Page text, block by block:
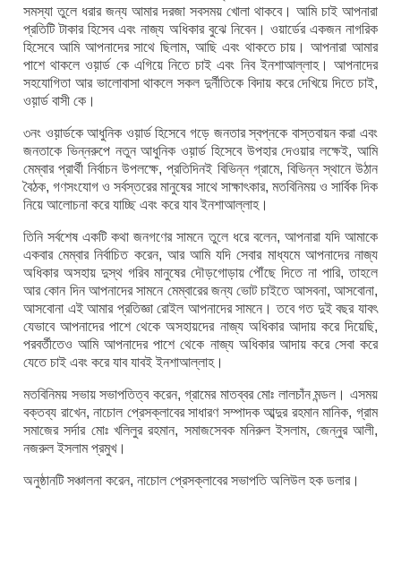
সমস্যা তুলে ধরার জন্য আমার দরজা সবসময় খোলা থাকবে। আমি চাই আপনারা
প্রতিটি টাকার হিসেব এবং নাজ্য অধিকার বুঝে নিবেন। ওয়ার্ডের একজন নাগরিক
হিসেবে আমি আপনাদের সাথে ছিলাম, আছি এবং থাকতে চায়। আপনারা আমার
পাশে থাকলে ওয়়ার্ড কে এগিয়ে নিতে চাই এবং নিব ইনশাআল্লাহ। আপনাদের
সহযোগিতা আর ভালোবাসা থাকলে সকল দুর্নীতিকে বিদায় করে দেখিয়ে দিতে চাই,
ওয়়ার্ড বাসী কে।
৩নং ওয়়ার্ডকে আধুনিক ওয়়ার্ড হিসেবে গড়ে জনতার স্বপ্নকে বাস্তবায়ন করা এবং
জনতাকে ভিন্নরুপে নতুন আধুনিক ওয়়ার্ড হিসেবে উপহার দেওয়ার লক্ষেই, আমি
মেম্বার প্রার্থী নির্বাচন উপলক্ষে, প্রতিদিনই বিভিন্ন গ্রামে, বিভিন্ন স্থানে উঠান
বৈঠক, গণসংযোগ ও সর্বস্তরের মানুষের সাথে সাক্ষাৎকার, মতবিনিময় ও সার্বিক দিক
নিয়ে আলোচনা করে যাচ্ছি এবং করে যাব ইনশাআল্লাহ।
তিনি সর্বশেষ একটি কথা জনগণের সামনে তুলে ধরে বলেন, আপনারা যদি আমাকে
একবার মেম্বার নির্বাচিত করেন, আর আমি যদি সেবার মাধ্যমে আপনাদের নাজ্য
অধিকার অসহায় দুস্থ গরিব মানুষের দৌড়গোড়ায় পৌঁছে দিতে না পারি, তাহলে
আর কোন দিন আপনাদের সামনে মেম্বারের জন্য ভোট চাইতে আসবনা, আসবোনা,
আসবোনা এই আমার প্রতিজ্ঞা রোইল আপনাদের সামনে। তবে গত দুই বছর যাবৎ
যেভাবে আপনাদের পাশে থেকে অসহায়দের নাজ্য অধিকার আদায় করে দিয়েছি,
পরবর্তীতেও আমি আপনাদের পাশে থেকে নাজ্য অধিকার আদায় করে সেবা করে
যেতে চাই এবং করে যাব যাবই ইনশাআল্লাহ।
মতবিনিময় সভায় সভাপতিত্ব করেন, গ্রামের মাতব্বর মোঃ লালচাঁন মন্ডল। এসময়
বক্তব্য রাখেন, নাচোল প্রেসক্লাবের সাধারণ সম্পাদক আব্দুর রহমান মানিক, গ্রাম
সমাজের সর্দার মোঃ খলিলুর রহমান, সমাজসেবক মনিরুল ইসলাম, জেন্নুর আলী,
নজরুল ইসলাম প্রমুখ।
অনুষ্ঠানটি সঞ্চালনা করেন, নাচোল প্রেসক্লাবের সভাপতি অলিউল হক ডলার।